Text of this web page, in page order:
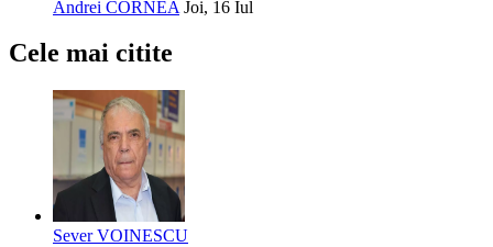
Andrei CORNEA Joi, 16 Iul
Cele mai citite
Sever VOINESCU